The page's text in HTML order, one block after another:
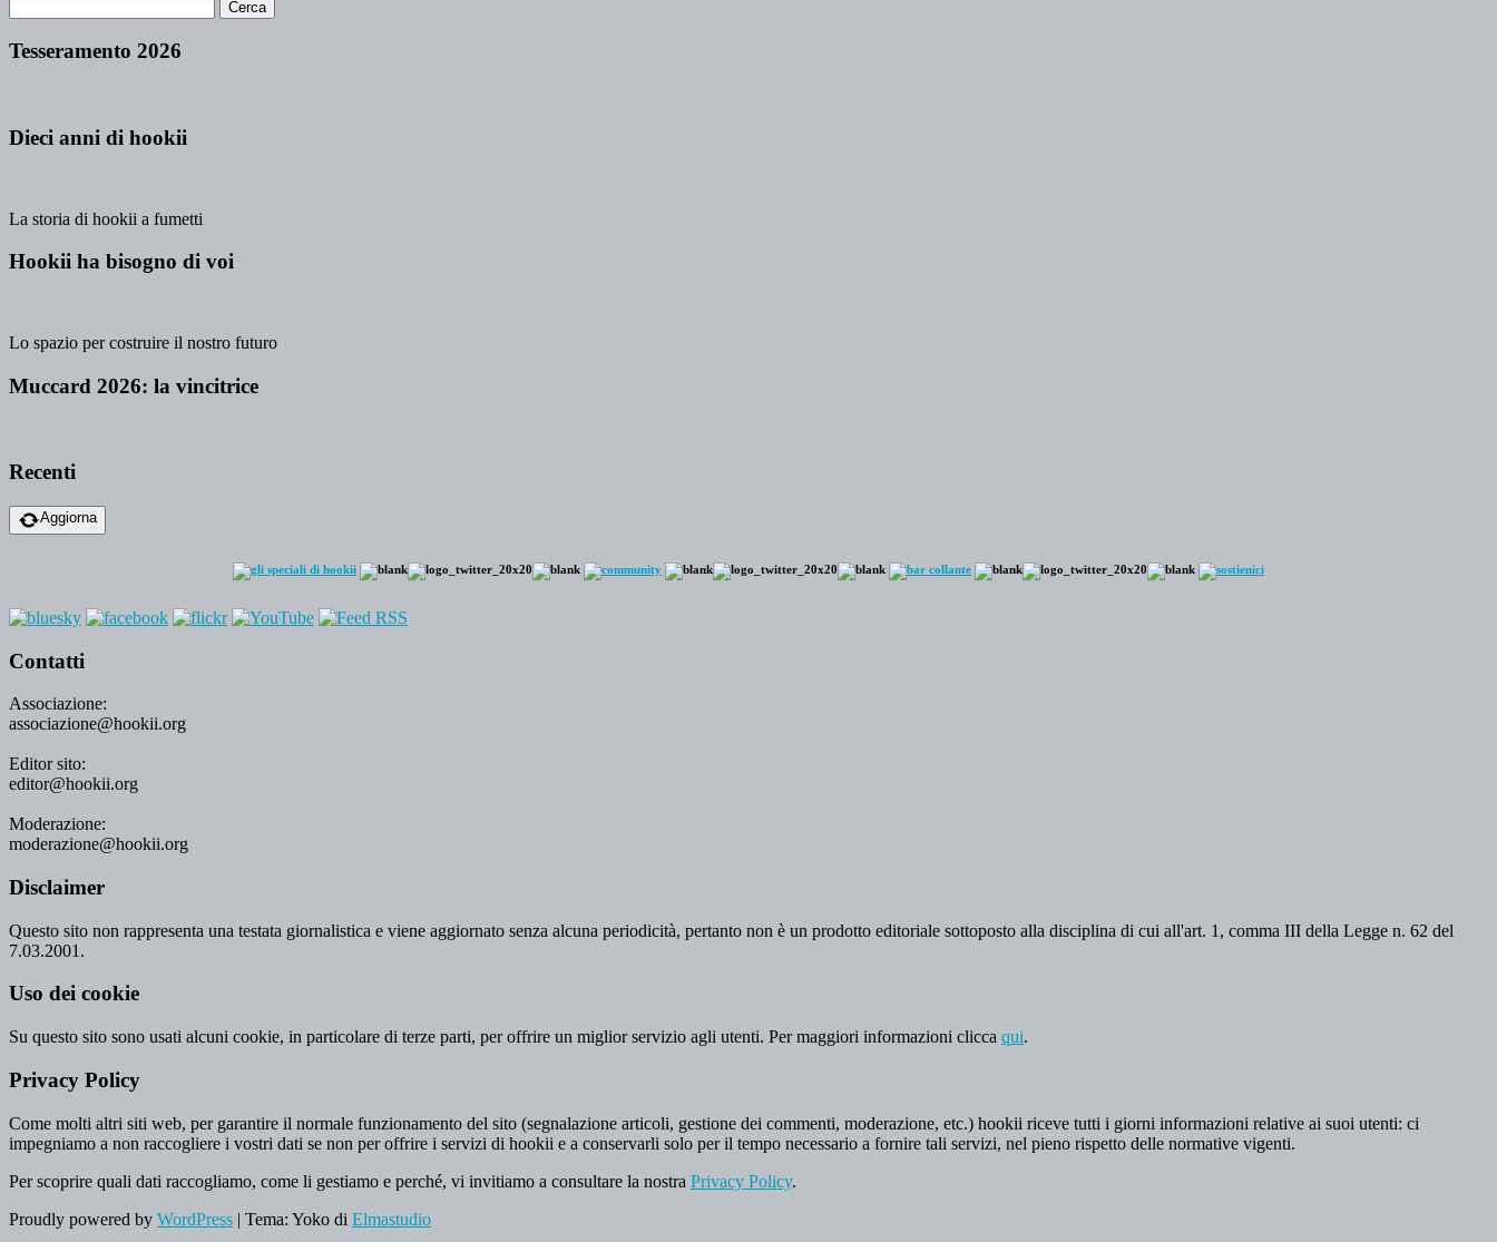
Tesseramento 2026
Dieci anni di hookii
La storia di hookii a fumetti
Hookii ha bisogno di voi
Lo spazio per costruire il nostro futuro
Muccard 2026: la vincitrice
Recenti
Aggiorna
Contatti
Associazione:
associazione@hookii.org
Editor sito:
editor@hookii.org
Moderazione:
moderazione@hookii.org
Disclaimer
Questo sito non rappresenta una testata giornalistica e viene aggiornato senza alcuna periodicità, pertanto non è un prodotto editoriale sottoposto alla disciplina di cui all'art. 1, comma III della Legge n. 62 del
7.03.2001.
Uso dei cookie
Su questo sito sono usati alcuni cookie, in particolare di terze parti, per offrire un miglior servizio agli utenti. Per maggiori informazioni clicca qui.
Privacy Policy
Come molti altri siti web, per garantire il normale funzionamento del sito (segnalazione articoli, gestione dei commenti, moderazione, etc.) hookii riceve tutti i giorni informazioni relative ai suoi utenti: ci
impegniamo a non raccogliere i vostri dati se non per offrire i servizi di hookii e a conservarli solo per il tempo necessario a fornire tali servizi, nel pieno rispetto delle normative vigenti.
Per scoprire quali dati raccogliamo, come li gestiamo e perché, vi invitiamo a consultare la nostra Privacy Policy.
Proudly powered by WordPress | Tema: Yoko di Elmastudio